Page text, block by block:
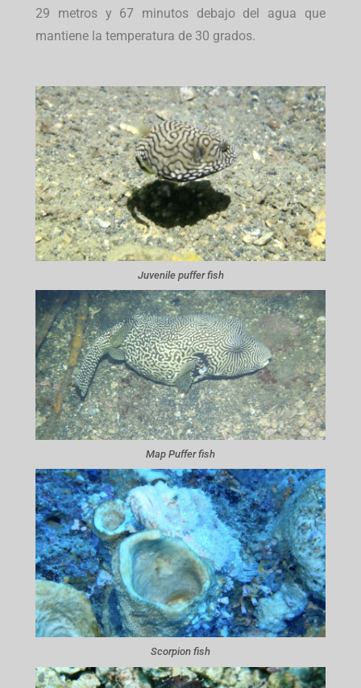
29 metros y 67 minutos debajo del agua que
mantiene la temperatura de 30 grados.
Juvenile puffer fish
Map Puffer fish
Scorpion fish